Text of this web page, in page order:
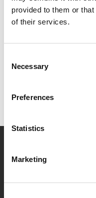
provided to them or
of their services.
Selection
Necessary
Preferences
Statistics
Marketing